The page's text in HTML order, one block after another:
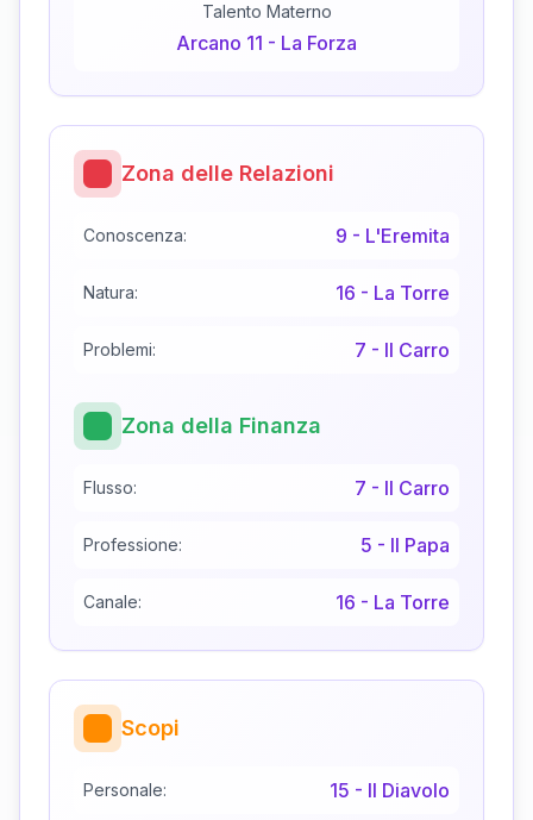
Talento Materno
Arcano 11 - La Forza
Zona delle Relazioni
Conoscenza: 9 - L'Eremita
Natura: 16 - La Torre
Problemi: 7 - Il Carro
Zona della Finanza
Flusso: 7 - Il Carro
Professione: 5 - Il Papa
Canale: 16 - La Torre
Scopi
Personale: 15 - Il Diavolo